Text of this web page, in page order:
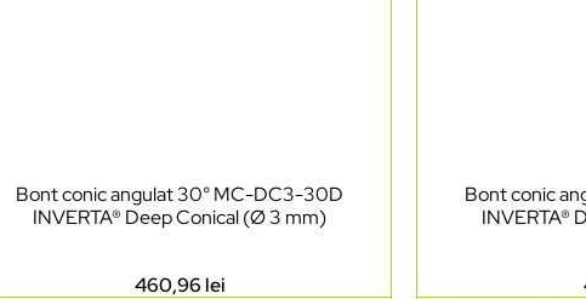
Bont conic angulat 30° MC-DC3-30D
INVERTA® Deep Conical (Ø 3 mm)
460,96 lei
Bont conic
INVERTA®